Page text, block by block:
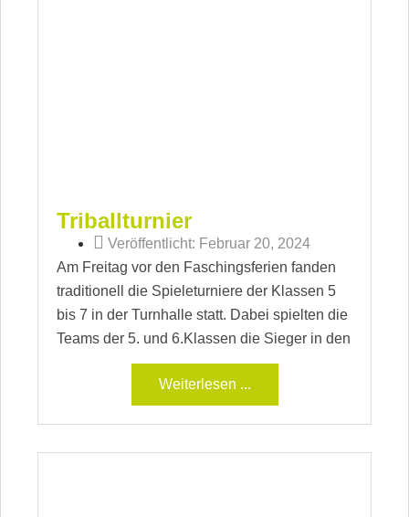
Triballturnier
Veröffentlicht: Februar 20, 2024
Am Freitag vor den Faschingsferien fanden
traditionell die Spieleturniere der Klassen 5
bis 7 in der Turnhalle statt. Dabei spielten die
Teams der 5. und 6.Klassen die Sieger in den
Weiterlesen ...